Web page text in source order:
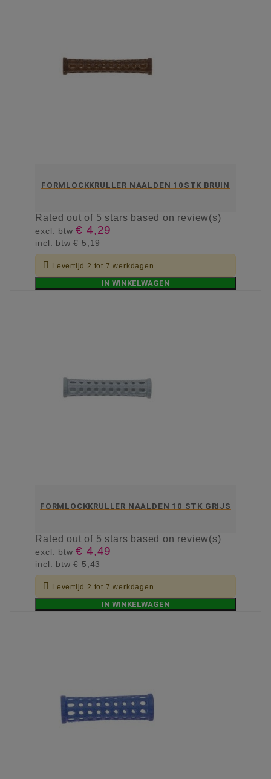
FORMLOCKKRULLER NAALDEN 10STK BRUIN
Ratedout of 5 stars based on review(s)
excl. btw€ 4,29
incl. btw€ 5,19
 Levertijd 2 tot 7 werkdagen
IN WINKELWAGEN
FORMLOCKKRULLER NAALDEN 10 STK GRIJS
Ratedout of 5 stars based on review(s)
excl. btw€ 4,49
incl. btw€ 5,43
 Levertijd 2 tot 7 werkdagen
IN WINKELWAGEN